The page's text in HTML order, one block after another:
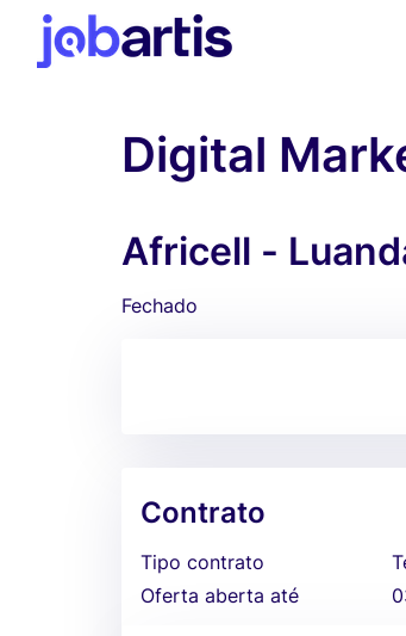
Digital
Africell -
Fechado
Contrato
Tipo contrato
Oferta aberta até